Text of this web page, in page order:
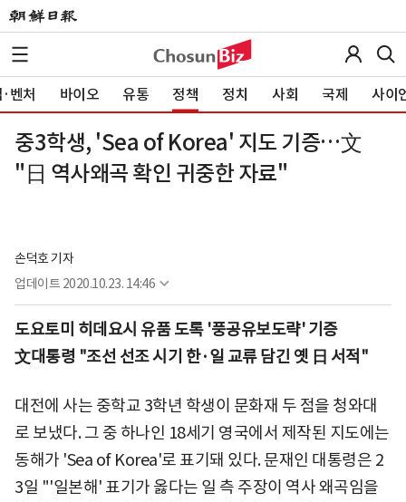
벤처 바이오 유통 정책 정치 사회 국제 사이
중3학생, 'Sea of Korea' 지도 기증…文
"日 역사왜곡 확인 귀중한 자료"
손덕호 기자
업데이트 2020.10.23. 14:46
도요토미 히데요시 유품 도록 '풍공유보도략' 기증
文대통령 "조선 선조 시기 한·일 교류 담긴 옛 日 서적"
대전에 사는 중학교 3학년 학생이 문화재 두 점을 청와대
로 보냈다. 그 중 하나인 18세기 영국에서 제작된 지도에는
동해가 'Sea of Korea'로 표기돼 있다. 문재인 대통령은 2
3일 "'일본해' 표기가 옳다는 일 측 주장이 역사 왜곡임을